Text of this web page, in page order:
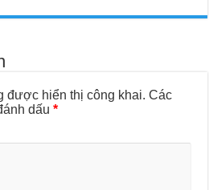
được hiển thị công khai. Các
dấu*